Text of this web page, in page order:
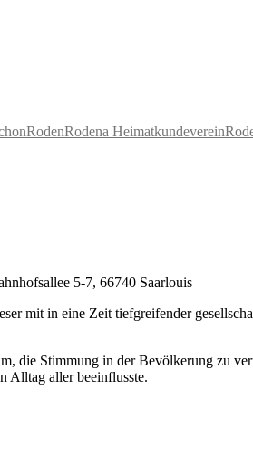
RodenRodena Heimatkundeverein
5-7, 66740 Saarlouis
mit in eine Zeit tiefgreifender
die Stimmung in der Bevölkerung zu
Alltag aller beeinflusste.